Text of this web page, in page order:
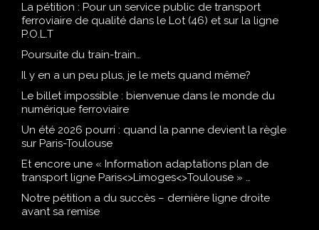
La pétition : Pour un service public de transport
ferroviaire de qualité dans le Lot (46) et sur la ligne
P.O.L.T
Poursuite du train-train…
Il y en a un peu plus, je le mets quand même?
Le billet impossible : bienvenue dans le monde du
numérique ferroviaire
Un été 2026 pourri : quand la panne devient la règle
sur Paris-Toulouse
Et encore une « Information adaptations plan de
transport ligne Paris<>Limoges<>Toulouse » …
Notre pétition a du succès – dernière ligne droite
avant sa remise